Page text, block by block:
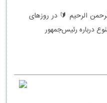
الرحیم 🔰 در روزهای
درباره رئیس‌جمهور